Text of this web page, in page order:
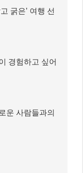
굵은’ 여행 선
경험하고 싶어
운 사람들과의